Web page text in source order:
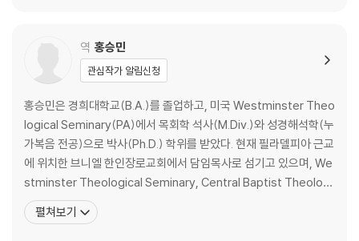
역 홍승민
관심작가 알림신청
홍승민은 경희대학교(B.A.)를 졸업하고, 미국 Westminster Theo
logical Seminary(PA)에서 목회학 석사(M.Div.)와 성경해석학(누
가복음 전공)으로 박사(Ph.D.) 학위를 받았다. 현재 필라델피아 근교
에 위치한 브니엘 한인장로교회에서 담임목사로 섬기고 있으며, We
stminster Theological Seminary, Central Baptist Theologi
cal Seminary, Lancaster Bible College 등에서 겸임교수로 강
의하고 있다. 그는 성경을 어떻게 바르게 해석할 것인가에 대해 오랜
펼쳐보기